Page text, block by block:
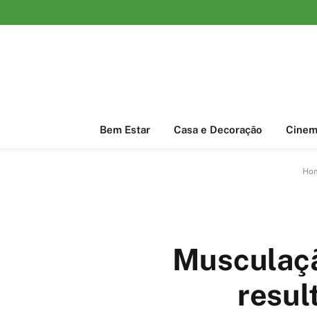
Bem Estar Casa e Decoração